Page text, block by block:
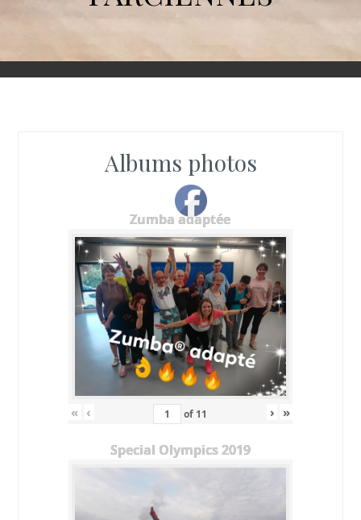
Albums photos
Zumba adaptée
« ‹ of 11 › »
Special Olympics 2019